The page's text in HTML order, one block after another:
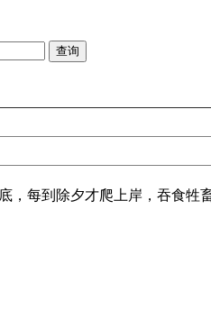
每到除夕才爬上岸，吞食牲